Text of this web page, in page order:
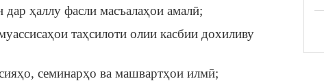
ҳаллу фасли масъалаҳои амалӣ;
таҳсилоти олии касбии дохиливу
семинарҳо ва машвартҳои илмӣ;